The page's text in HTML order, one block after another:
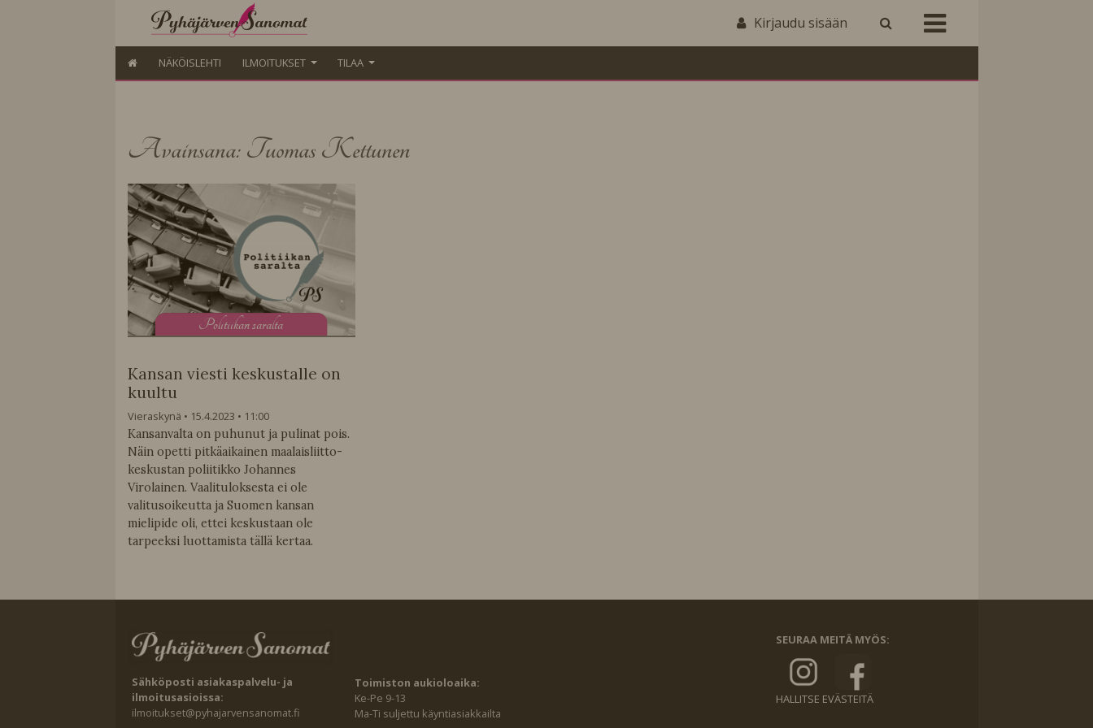
Kirjaudu sisään
NÄKÖISLEHTI ILMOITUKSET TILAA
Avainsana: Tuomas Kettunen
Politiikan saralta
Kansan viesti keskustalle on
kuultu
Vieraskynä 15.4.2023
11:00
Kansanvalta on puhunut ja pulinat pois.
Näin opetti pitkäaikainen maalaisliitto-
keskustan poliitikko Johannes
Virolainen. Vaalituloksesta ei ole
valitusoikeutta ja Suomen kansan
mielipide oli, ettei keskustaan ole
tarpeeksi luottamista tällä kertaa.
Sähköposti asiakaspalvelu- ja
ilmoitusasioissa:
ilmoitukset@pyhajarvensanomat.fi
Toimiston aukioloaika:
Ke-Pe 9-13
Ma-Ti suljettu käyntiasiakkailta
SEURAA MEITÄ MYÖS:
HALLITSE EVÄSTEITÄ